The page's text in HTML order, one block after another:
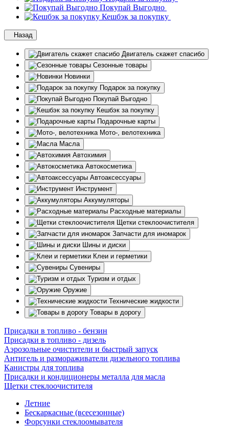
Покупай Выгодно
Кешбэк за покупку
Назад
Двигатель скажет спасибо
Сезонные товары
Новинки
Подарок за покупку
Покупай Выгодно
Кешбэк за покупку
Подарочные карты
Мото-, велотехника
Масла
Автохимия
Автокосметика
Автоаксессуары
Инструмент
Аккумуляторы
Расходные материалы
Щетки стеклоочистителя
Запчасти для иномарок
Шины и диски
Клеи и герметики
Сувениры
Туризм и отдых
Оружие
Технические жидкости
Товары в дорогу
Присадки в топливо - бензин
Присадки в топливо - дизель
Аэрозольные очистители и быстрый запуск
Антигель и размораживатели дизельного топлива
Канистры для топлива
Присадки и кондиционеры металла для масла
Щетки стеклоочистителя
Летние
Бескаркасные (всесезонные)
Форсунки стеклоомывателя